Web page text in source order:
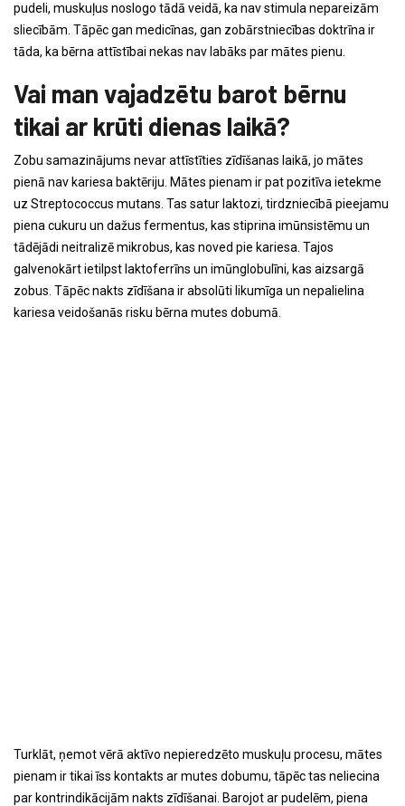
pudeli, muskuļus noslogo tādā veidā, ka nav stimula nepareizām
sliecībām. Tāpēc gan medicīnas, gan zobārstniecības doktrīna ir
tāda, ka bērna attīstībai nekas nav labāks par mātes pienu.
Vai man vajadzētu barot bērnu
tikai ar krūti dienas laikā?
Zobu samazinājums nevar attīstīties zīdīšanas laikā, jo mātes
pienā nav kariesa baktēriju. Mātes pienam ir pat pozitīva ietekme
uz Streptococcus mutans. Tas satur laktozi, tirdzniecībā pieejamu
piena cukuru un dažus fermentus, kas stiprina imūnsistēmu un
tādējādi neitralizē mikrobus, kas noved pie kariesa. Tajos
galvenokārt ietilpst laktoferrīns un imūnglobulīni, kas aizsargā
zobus. Tāpēc nakts zīdīšana ir absolūti likumīga un nepalielina
kariesa veidošanās risku bērna mutes dobumā.
Turklāt, ņemot vērā aktīvo nepieredzēto muskuļu procesu, mātes
pienam ir tikai īss kontakts ar mutes dobumu, tāpēc tas neliecina
par kontrindikācijām nakts zīdīšanai. Barojot ar pudelēm, piena